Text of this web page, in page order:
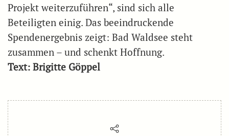
Projekt weiterzuführen“, sind sich alle
Beteiligten einig. Das beeindruckende
Spendenergebnis zeigt: Bad Waldsee steht
zusammen – und schenkt Hoffnung.
Text: Brigitte Göppel